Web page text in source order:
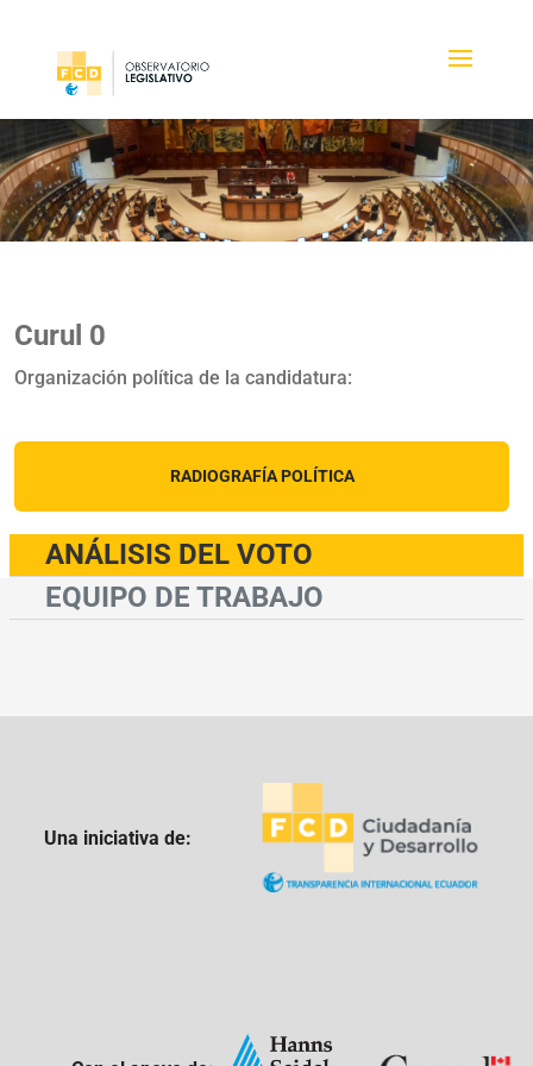
Curul 0
Organización política de la candidatura:
RADIOGRAFÍA POLÍTICA
ANÁLISIS DEL VOTO
EQUIPO DE TRABAJO
Una iniciativa de: